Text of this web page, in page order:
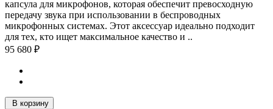
капсула для микрофонов, которая обеспечит превосходную
передачу звука при использовании в беспроводных
микрофонных системах. Этот аксессуар идеально подходит
для тех, кто ищет максимальное качество и ..
95 680 ₽
В корзину